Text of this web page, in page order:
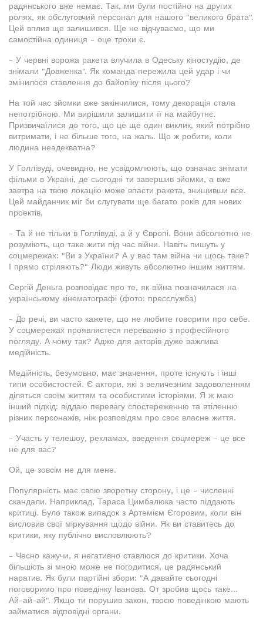
радянського вже немає. Так, ми були постійно на других
ролях, як обслуговчий персонал для нашого "великого брата".
Цей вплив ще залишився. Ще не відчуваємо, що ми
самостійна одиниця - оце трохи є.
- У червні ворожа ракета влучила в Одеську кіностудію, де
знімали "Довженка". Як команда пережила цей удар і чи
змінилося ставлення до байопіку після цього?
На той час зйомки вже закінчилися, тому декорація стала
непотрібною. Ми вирішили залишити її на майбутнє.
Призвичаїлися до того, що це ще один виклик, який потрібно
витримати, і не більше того, на жаль. Що ж робити, коли
людина неадекватна?
У Голлівуді, очевидно, не усвідомлюють, що означає знімати
фільми в Україні, де сьогодні ти завершив зйомки, а вже
завтра на твою локацію може впасти ракета, знищивши все.
Цей майданчик міг би слугувати ще багато років для нових
проектів.
- Та й не тільки в Голлівуді, а й у Європі. Вони абсолютно не
розуміють, що таке жити під час війни. Навіть пишуть у
соцмережах: "Ви з України? А у вас там війна чи щось таке?
І прямо стріляють?" Люди живуть абсолютно іншим життям.
Сергій Деньга розповідає про те, як війна позначилася на
українському кінематографі (фото: пресслужба)
- До речі, ви часто кажете, що не любите говорити про себе.
У соцмережах проявляєтеся переважно з професійного
погляду. А чому так? Адже для акторів дуже важлива
медійність.
Медійність, безумовно, має значення, проте існують і інші
типи особистостей. Є актори, які з величезним задоволенням
діляться своїм життям та особистими історіями. Я ж маю
інший підхід: віддаю перевагу спостереженню та втіленню
різних персонажів, ніж розповідям про своє власне життя.
- Участь у телешоу, рекламах, введення соцмереж - це все
не для вас?
Ой, це зовсім не для мене.
Популярність має свою зворотну сторону, і це - численні
скандали. Наприклад, Тараса Цимбалюка часто піддають
критиці. Було також випадок з Артемієм Єгоровим, коли він
висловив свої міркування щодо війни. Як ви ставитесь до
критики, яку публічно висловлюють?
- Чесно кажучи, я негативно ставлюся до критики. Хоча
більшість зі мною може не погодитися, це радянський
наратив. Як були партійні збори: "А давайте сьогодні
поговоримо про поведінку Іванова. От зробив щось таке...
Ай-ай-ай". Якщо ти порушив закон, твоєю поведінкою мають
займатися відповідні органи.